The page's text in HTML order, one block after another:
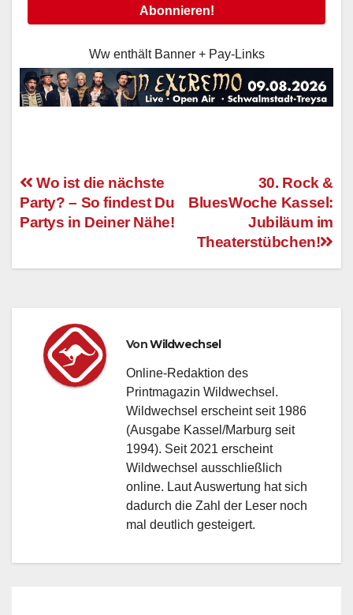
Ww enthält Banner + Pay-Links
Beitragsnavigation
30. Rock &
BluesWoche Kassel:
Jubiläum im
Theaterstübchen!
Wo ist die nächste
Party? – So findest Du
Partys in Deiner Nähe!
VonWildwechsel
Online-Redaktion des
Printmagazin Wildwechsel.
Wildwechsel erscheint seit 1986
(Ausgabe Kassel/Marburg seit
1994). Seit 2021 erscheint
Wildwechsel ausschließlich
online. Laut Auswertung hat sich
dadurch die Zahl der Leser noch
mal deutlich gesteigert.